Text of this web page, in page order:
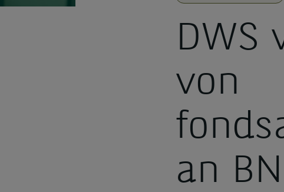
DWS
von
an